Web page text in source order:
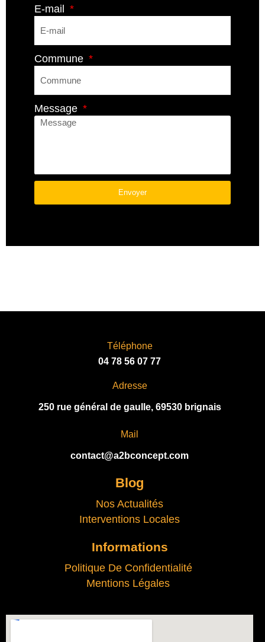
E-mail
Commune
Message
Envoyer
T
Téléphone
04 78 56 07 77
Adresse
250 rue général de gaulle, 69530 brignais
Mail
contact@a2bconcept.com
Blog
Nos Actualités
Interventions Locales
Informations
Politique De Confidentialité
Mentions Légales